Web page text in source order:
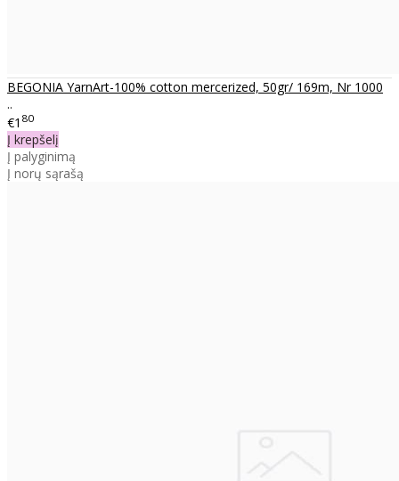
BEGONIA YarnArt-100% cotton mercerized, 50gr/ 169m, Nr 1000
..
€1 80
Į krepšelį
Į palyginimą
Į norų sąrašą